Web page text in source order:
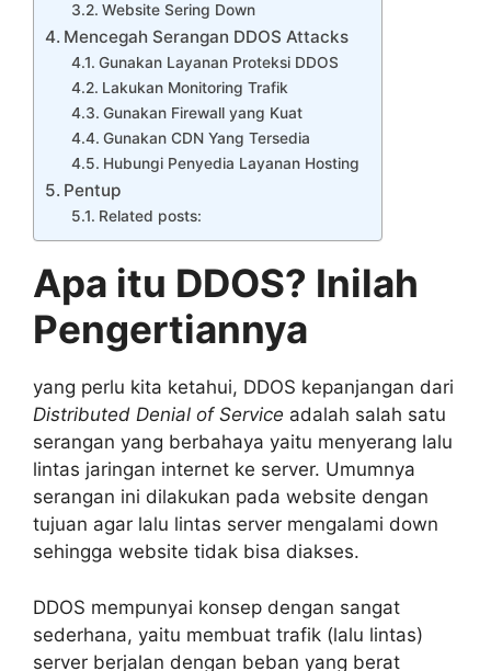
Website Sering Down
Mencegah Serangan DDOS Attacks
Gunakan Layanan Proteksi DDOS
Lakukan Monitoring Trafik
Gunakan Firewall yang Kuat
Gunakan CDN Yang Tersedia
Hubungi Penyedia Layanan Hosting
Pentup
Related posts:
Apa itu DDOS? Inilah
Pengertiannya
yang perlu kita ketahui, DDOS kepanjangan dari
Distributed Denial of Service adalah salah satu
serangan yang berbahaya yaitu menyerang lalu
lintas jaringan internet ke server. Umumnya
serangan ini dilakukan pada website dengan
tujuan agar lalu lintas server mengalami down
sehingga website tidak bisa diakses.
DDOS mempunyai konsep dengan sangat
sederhana, yaitu membuat trafik (lalu lintas)
server berjalan dengan beban yang berat